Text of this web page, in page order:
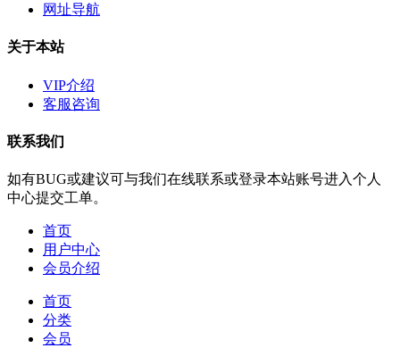
网址导航
关于本站
VIP介绍
客服咨询
联系我们
如有BUG或建议可与我们在线联系或登录本站账号进入个人
中心提交工单。
首页
用户中心
会员介绍
首页
分类
会员